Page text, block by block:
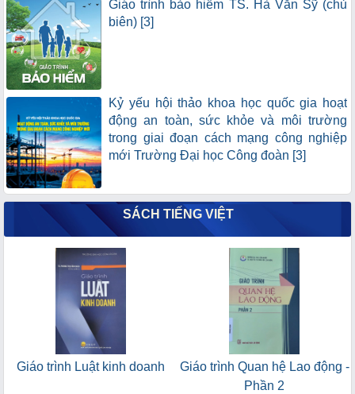
Giáo trình bảo hiểm TS. Hà Văn Sỹ (chủ
biên) [3]
Kỷ yếu hội thảo khoa học quốc gia hoạt
động an toàn, sức khỏe và môi trường
trong giai đoạn cách mạng công nghiệp
mới Trường Đại học Công đoàn [3]
SÁCH TIẾNG VIỆT
Giáo trình Luật kinh doanh
Giáo trình Quan hệ Lao động -
Phần 2